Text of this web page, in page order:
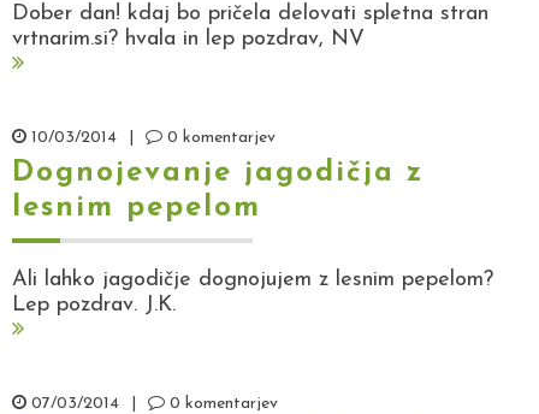
Dober dan! kdaj bo pričela delovati spletna stran
vrtnarim.si? hvala in lep pozdrav, NV
10/03/2014 0 komentarjev
Dognojevanje jagodičja z
lesnim pepelom
Ali lahko jagodičje dognojujem z lesnim pepelom?
Lep pozdrav. J.K.
07/03/2014 0 komentarjev